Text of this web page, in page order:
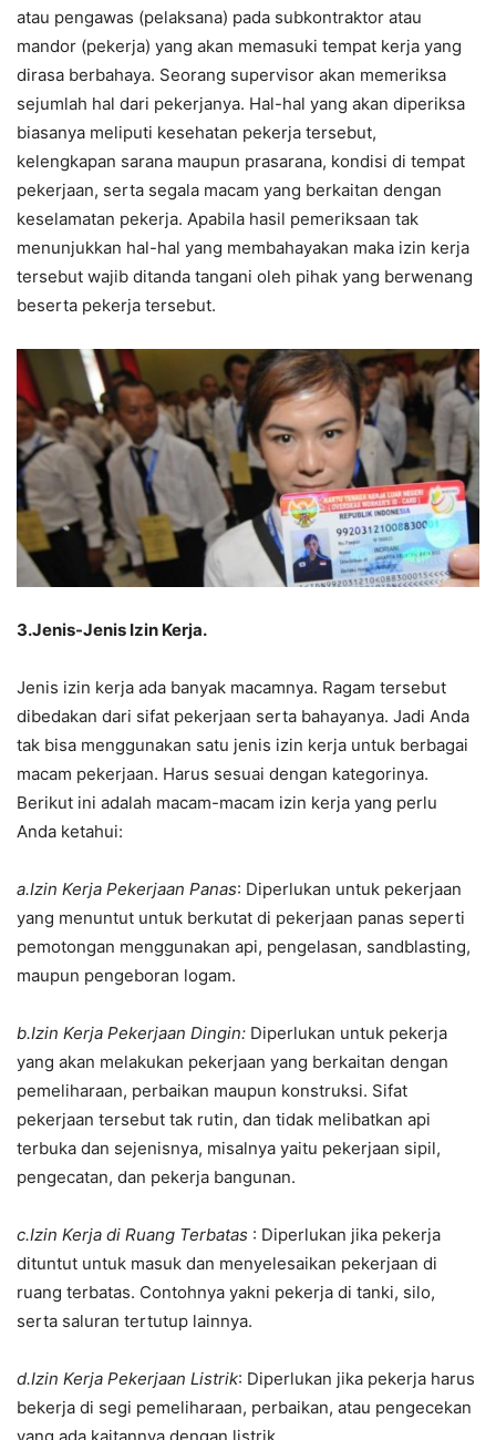
atau pengawas (pelaksana) pada subkontraktor atau
mandor (pekerja) yang akan memasuki tempat kerja yang
dirasa berbahaya. Seorang supervisor akan memeriksa
sejumlah hal dari pekerjanya. Hal-hal yang akan diperiksa
biasanya meliputi kesehatan pekerja tersebut,
kelengkapan sarana maupun prasarana, kondisi di tempat
pekerjaan, serta segala macam yang berkaitan dengan
keselamatan pekerja. Apabila hasil pemeriksaan tak
menunjukkan hal-hal yang membahayakan maka izin kerja
tersebut wajib ditanda tangani oleh pihak yang berwenang
beserta pekerja tersebut.
3.Jenis-Jenis Izin Kerja.
Jenis izin kerja ada banyak macamnya. Ragam tersebut
dibedakan dari sifat pekerjaan serta bahayanya. Jadi Anda
tak bisa menggunakan satu jenis izin kerja untuk berbagai
macam pekerjaan. Harus sesuai dengan kategorinya.
Berikut ini adalah macam-macam izin kerja yang perlu
Anda ketahui:
a.Izin Kerja Pekerjaan Panas: Diperlukan untuk pekerjaan
yang menuntut untuk berkutat di pekerjaan panas seperti
pemotongan menggunakan api, pengelasan, sandblasting,
maupun pengeboran logam.
b.Izin Kerja Pekerjaan Dingin: Diperlukan untuk pekerja
yang akan melakukan pekerjaan yang berkaitan dengan
pemeliharaan, perbaikan maupun konstruksi. Sifat
pekerjaan tersebut tak rutin, dan tidak melibatkan api
terbuka dan sejenisnya, misalnya yaitu pekerjaan sipil,
pengecatan, dan pekerja bangunan.
c.Izin Kerja di Ruang Terbatas : Diperlukan jika pekerja
dituntut untuk masuk dan menyelesaikan pekerjaan di
ruang terbatas. Contohnya yakni pekerja di tanki, silo,
serta saluran tertutup lainnya.
d.Izin Kerja Pekerjaan Listrik: Diperlukan jika pekerja harus
bekerja di segi pemeliharaan, perbaikan, atau pengecekan